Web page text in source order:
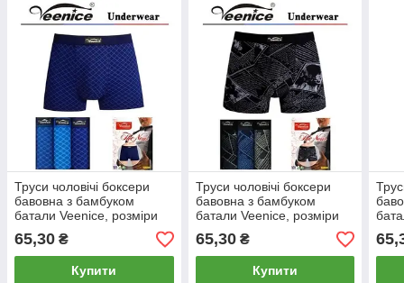
Труси чоловічі боксери
бавовна з бамбуком
батали Veenice, розміри
5XL-7XL, асорті, 6304
65,30 ₴
Купити
Труси чоловічі боксери
бавовна з бамбуком
батали Veenice, розміри
5XL-7XL, асорті, 6365
65,30₴
Купити